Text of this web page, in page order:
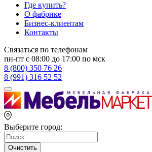
Где купить?
О фабрике
Бизнес-клиентам
Контакты
Связаться по телефонам
пн-пт с 08:00 до 17:00 по мск
8 (800) 350 76 26
8 (991) 316 52 52
Выберите город:
Очистить